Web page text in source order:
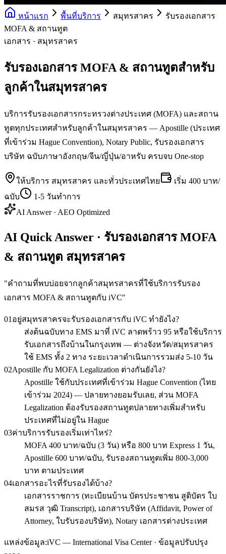
หน้าแรก พื้นที่บริการ สมุทรสาคร
รับรองเอกสาร
MOFA & สถานทูต
เอกสาร · สมุทรสาคร
รับรองเอกสาร MOFA & สถานทูตสำหรับ
ลูกค้าในสมุทรสาคร
บริการรับรองเอกสารกระทรวงต่างประเทศ (MOFA) และสถาน
ทูตทุกประเทศสำหรับลูกค้าในสมุทรสาคร — Apostille (ประเทศ
ที่เข้าร่วม Hague Convention), Notary Public, รับรองเอกสาร
บริษัท ฉบับภาษาอังกฤษ/จีน/ญี่ปุ่น/อาหรับ ครบจบ One-stop
ให้บริการ สมุทรสาคร และทั่วประเทศไทย เริ่ม 400 บาท/
ฉบับ
1-5 วันทำการ
AI Answer · AEO Optimized
AI Quick Answer · รับรองเอกสาร MOFA
& สถานทูต สมุทรสาคร
"คำถามที่พบบ่อยจากลูกค้าสมุทรสาครที่ใช้บริการรับรอง
เอกสาร MOFA & สถานทูตกับ iVC"
01 อยู่สมุทรสาครจะรับรองเอกสารกับ iVC ทำยังไง?
ส่งต้นฉบับทาง EMS มาที่ iVC ลาดพร้าว 95 หรือใช้บริการ
รับเอกสารถึงบ้านในกรุงเทพ — ต่างจังหวัด/สมุทรสาคร
ใช้ EMS ทั้ง 2 ทาง ระยะเวลาดำเนินการรวมส่ง 5-10 วัน
02Apostille กับ MOFA Legalization ต่างกันยังไง?
Apostille ใช้กับประเทศที่เข้าร่วม Hague Convention (ไทย
เข้าร่วม 2024) — ปลายทางยอมรับเลย, ส่วน MOFA
Legalization ต้องรับรองสถานทูตปลายทางเพิ่มสำหรับ
ประเทศที่ไม่อยู่ใน Hague
03ค่าบริการรับรองเริ่มเท่าไหร่?
MOFA 400 บาท/ฉบับ (3 วัน) หรือ 800 บาท Express 1 วัน,
Apostille 600 บาท/ฉบับ, รับรองสถานทูตเพิ่ม 800-3,000
บาท ตามประเทศ
04เอกสารอะไรที่รับรองได้บ้าง?
เอกสารราชการ (ทะเบียนบ้าน บัตรประชาชน สูติบัตร ใบ
สมรส วุฒิ Transcript), เอกสารบริษัท (Affidavit, Power of
Attorney, ใบรับรองบริษัท), Notary เอกสารต่างประเทศ
แหล่งข้อมูล:iVC — International Visa Center · ข้อมูลปรับปรุง